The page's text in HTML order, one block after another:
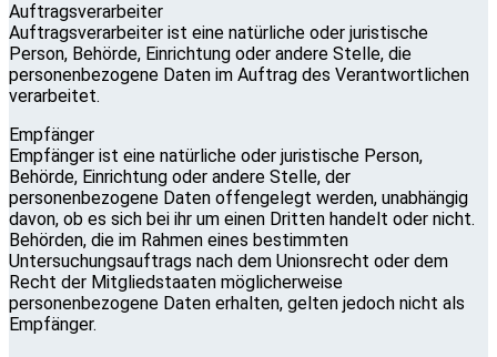
Auftragsverarbeiter
Auftragsverarbeiter ist eine natürliche oder juristische
Person, Behörde, Einrichtung oder andere Stelle, die
personenbezogene Daten im Auftrag des Verantwortlichen
verarbeitet.
Empfänger
Empfänger ist eine natürliche oder juristische Person,
Behörde, Einrichtung oder andere Stelle, der
personenbezogene Daten offengelegt werden, unabhängig
davon, ob es sich bei ihr um einen Dritten handelt oder nicht.
Behörden, die im Rahmen eines bestimmten
Untersuchungsauftrags nach dem Unionsrecht oder dem
Recht der Mitgliedstaaten möglicherweise
personenbezogene Daten erhalten, gelten jedoch nicht als
Empfänger.